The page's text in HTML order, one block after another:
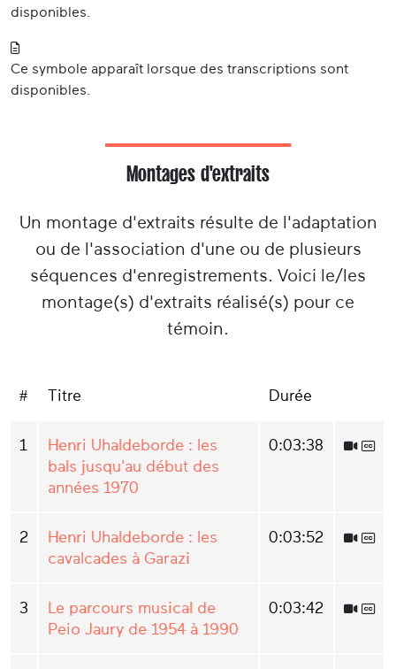
disponibles.
Ce symbole apparaît lorsque des transcriptions sont
disponibles.
Montages d'extraits
Un montage d'extraits résulte de l'adaptation
ou de l'association d'une ou de plusieurs
séquences d'enregistrements. Voici le/les
montage(s) d'extraits réalisé(s) pour ce
témoin.
# Titre Durée
1
Henri Uhaldeborde : les
bals jusqu'au début des
années 1970
0:03:38
2
Henri Uhaldeborde : les
cavalcades à Garazi
0:03:52
3
Le parcours musical de
Peio Jaury de 1954 à 1990
0:03:42